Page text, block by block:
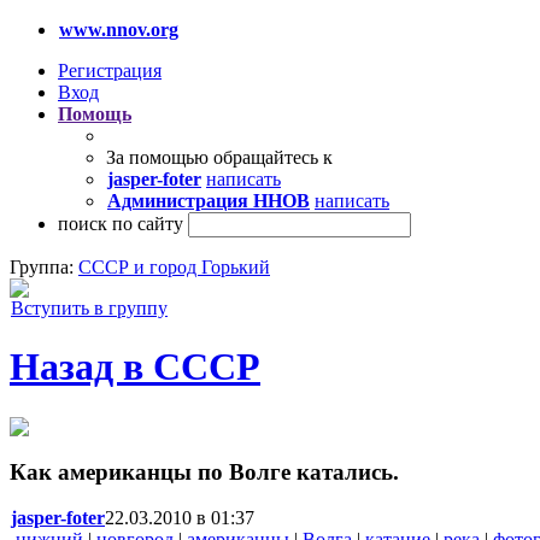
www.nnov.org
Регистрация
Вход
Помощь
За помощью обращайтесь к
jasper-foter написать
Администрация ННОВ написать
поиск по сайту
Группа: СССР и город Горький
Вступить в группу
Назад в СССР
Как американцы по Волге катались.
jasper-foter22.03.2010 в 01:37